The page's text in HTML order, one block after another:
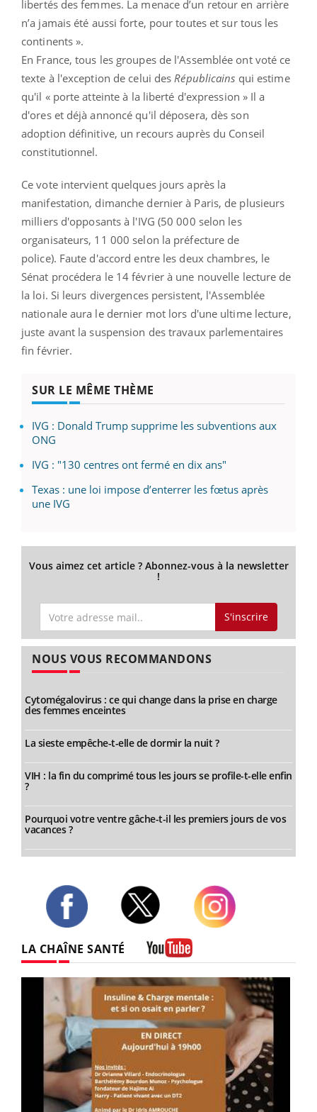
libertés des femmes. La menace d’un retour en arrière
n’a jamais été aussi forte, pour toutes et sur tous les
continents ».
En France, tous les groupes de l'Assemblée ont voté ce
texte à l'exception de celui des Républicains qui estime
qu'il « porte atteinte à la liberté d'expression » Il a
d'ores et déjà annoncé qu'il déposera, dès son
adoption définitive, un recours auprès du Conseil
constitutionnel.
Ce vote intervient quelques jours après la
manifestation, dimanche dernier à Paris, de plusieurs
milliers d'opposants à l'IVG (50 000 selon les
organisateurs, 11 000 selon la préfecture de
police). Faute d'accord entre les deux chambres, le
Sénat procédera le 14 février à une nouvelle lecture de
la loi. Si leurs divergences persistent, l'Assemblée
nationale aura le dernier mot lors d'une ultime lecture,
juste avant la suspension des travaux parlementaires
fin février.
SUR LE MÊME THÈME
IVG : Donald Trump supprime les subventions aux
ONG
IVG : "130 centres ont fermé en dix ans"
Texas : une loi impose d’enterrer les fœtus après
une IVG
Vous aimez cet article ? Abonnez-vous à la newsletter
!
S'inscrire
NOUS VOUS RECOMMANDONS
Cytomégalovirus : ce qui change dans la prise en charge
des femmes enceintes
La sieste empêche-t-elle de dormir la nuit ?
VIH : la fin du comprimé tous les jours se profile-t-elle enfin
?
Pourquoi votre ventre gâche-t-il les premiers jours de vos
vacances ?
LA CHAÎNE SANTÉ